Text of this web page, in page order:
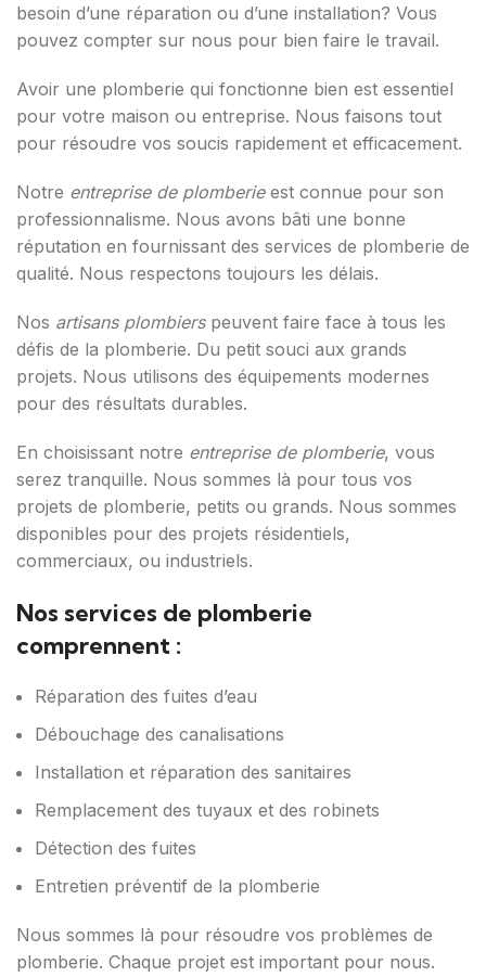
besoin d’une réparation ou d’une installation? Vous
pouvez compter sur nous pour bien faire le travail.
Avoir une plomberie qui fonctionne bien est essentiel
pour votre maison ou entreprise. Nous faisons tout
pour résoudre vos soucis rapidement et efficacement.
Notre entreprise de plomberieest connue pour son
professionnalisme. Nous avons bâti une bonne
réputation en fournissant des services de plomberie de
qualité. Nous respectons toujours les délais.
Nos artisans plombierspeuvent faire face à tous les
défis de la plomberie. Du petit souci aux grands
projets. Nous utilisons des équipements modernes
pour des résultats durables.
En choisissant notre entreprise de plomberie, vous
serez tranquille. Nous sommes là pour tous vos
projets de plomberie, petits ou grands. Nous sommes
disponibles pour des projets résidentiels,
commerciaux, ou industriels.
Nos services de plomberie
comprennent :
Réparation des fuites d’eau
Débouchage des canalisations
Installation et réparation des sanitaires
Remplacement des tuyaux et des robinets
Détection des fuites
Entretien préventif de la plomberie
Nous sommes là pour résoudre vos problèmes de
plomberie. Chaque projet est important pour nous.